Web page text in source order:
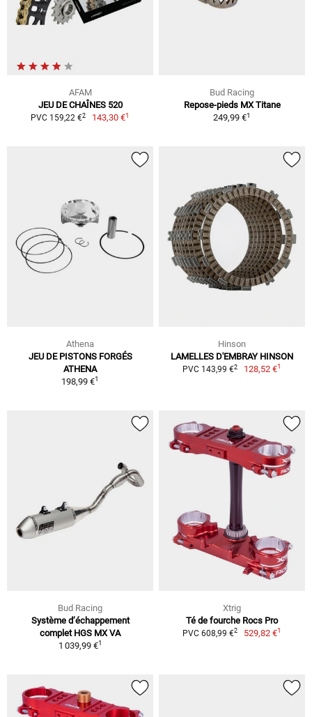
AFAM
JEU DE CHAÎNES 520
PVC 159,22 €2 143,30 €1
Bud Racing
Repose-pieds MX Titane
249,99 €1
Athena
JEU DE PISTONS FORGÉS
ATHENA
198,99 €1
Hinson
LAMELLES D'EMBRAY HINSON
PVC 143,99 €2 128,52 €1
Bud Racing
Système d’échappement
complet HGS MX VA
1 039,99 €1
Xtrig
Té de fourche Rocs Pro
PVC 608,99 €2 529,82 €1